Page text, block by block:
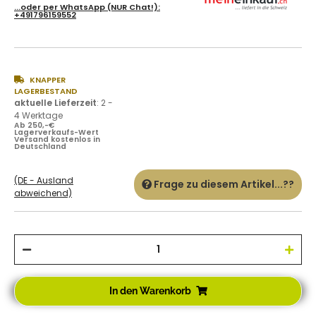
...oder perWhatsApp (NUR Chat!):
+491796159552
KNAPPER
LAGERBESTAND
aktuelle Lieferzeit: 2 -
4 Werktage
Ab 250,-€
Lagerverkaufs-Wert
Versand kostenlos in
Deutschland
(DE - Ausland
abweichend)
Frage zu diesem Artikel...??
In den Warenkorb